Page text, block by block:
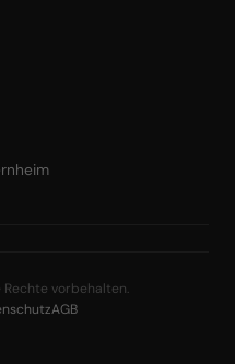
Rechte vorbehalten.
AGB